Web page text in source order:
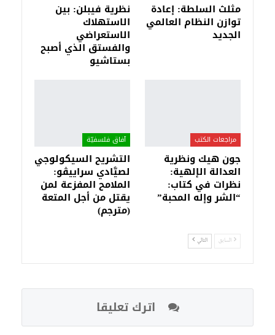
مثلث السلطة: إعادة
توازن النظام العالمي
الجديد
نظرية فيبلن: بين
الاستهلاك
الاستعراضي
والفستق الذي أصبح
بستاشيو
مراجعات الكتب
جون هيك ونظرية
العدالة الإلهية:
نظرات في كتاب:
“الشر وإله المحبة”
آفاق فلسفيّة‎
التشريح السيكولوجي
لصيَّادي سراييڤو:
الملامح المفزعة لمن
يقتل من أجل المتعة
(مترجم)
السابق التالي
اترك تعليقا